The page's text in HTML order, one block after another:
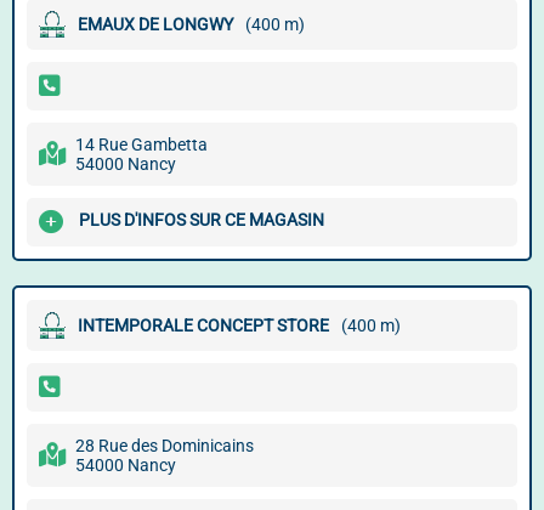
EMAUX DE LONGWY (400 m)
14 Rue Gambetta
54000 Nancy
PLUS D'INFOS SUR CE MAGASIN
INTEMPORALE CONCEPT STORE (400 m)
28 Rue des Dominicains
54000 Nancy